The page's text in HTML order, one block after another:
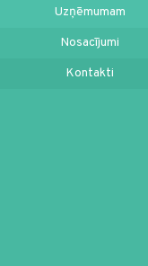
Uzņēmumam
Nosacījumi
Kontakti